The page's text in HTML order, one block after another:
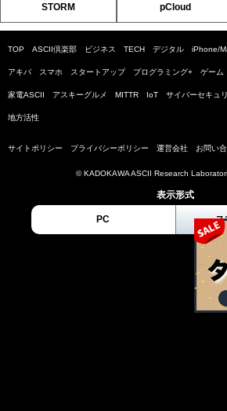
STORM pCloud
TOP ASCII倶楽部 ビジネス TECH デジタル iPhone/
アキバ スマホ スタートアップ プログラミング+ ゲーム
家電ASCII アスキーグルメ MITTR IoT サイバーセキュ
地方活性
サイトポリシー プライバシーポリシー 運営会社 お問い
© KADOKAWA ASCII Research
表示形式
PC ス